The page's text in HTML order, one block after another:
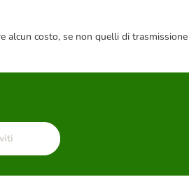
alcun costo, se non quelli di trasmissione